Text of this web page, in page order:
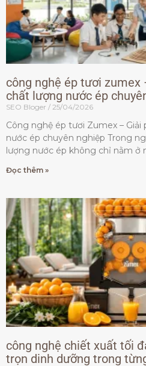
công nghệ ép tươi
chất lượng nước ép
SEO Bloger 25/04/2026
Công nghệ ép tươi Zumex –
nước ép chuyên nghiệp Trong
lượng nước ép không chỉ nằm ở
Đọc thêm »
công nghệ chiết xuất tối
trọn dinh dưỡng trong